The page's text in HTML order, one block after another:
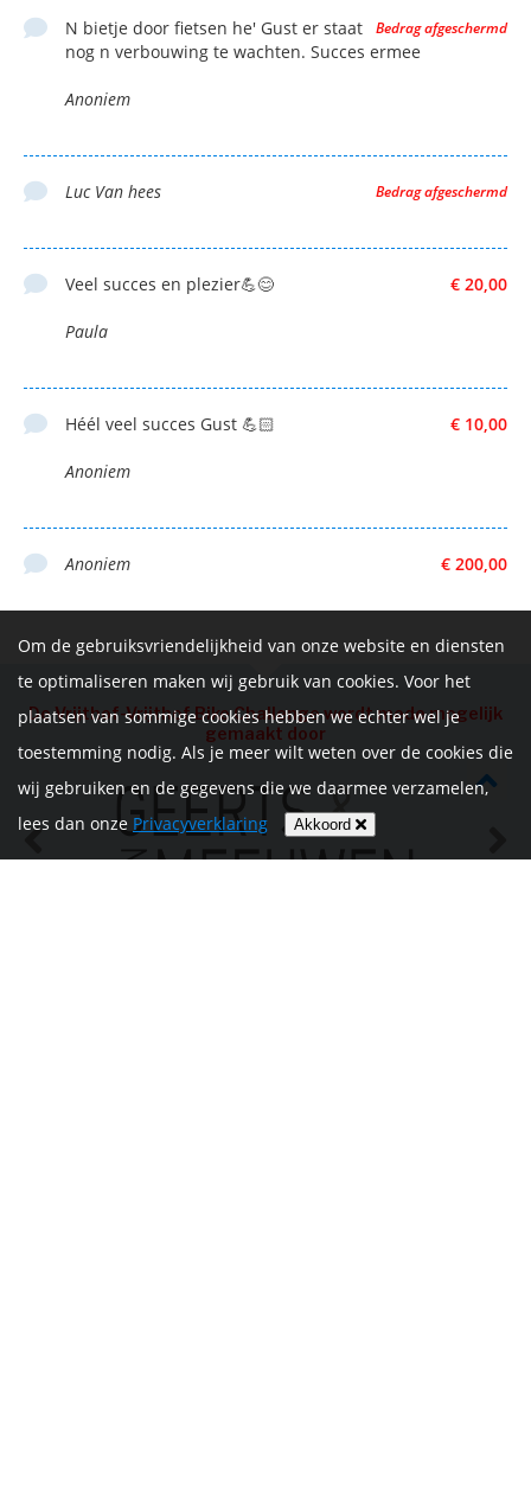
Bedrag afgeschermd
N bietje door fietsen he' Gust er staat
nog n verbouwing te wachten. Succes ermee
Anoniem
Bedrag afgeschermd
Luc Van hees
€ 20,00
Veel succes en plezier💪😊
Paula
€ 10,00
Héél veel succes Gust 💪🏻
Anoniem
€ 200,00
Anoniem
De Vrijthof-Vrijthof Bike Challenge wordt mede mogelijk
gemaakt door
Om de gebruiksvriendelijkheid van onze website en diensten
te optimaliseren maken wij gebruik van cookies. Voor het
plaatsen van sommige cookies hebben we echter wel je
toestemming nodig. Als je meer wilt weten over de cookies die
wij gebruiken en de gegevens die we daarmee verzamelen,
lees dan onze Privacyverklaring Akkoord